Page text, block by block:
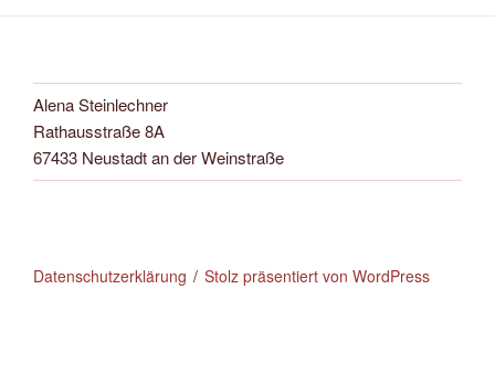
Alena Steinlechner
Rathausstraße 8A
67433 Neustadt an der Weinstraße
Datenschutzerklärung Stolz präsentiert von WordPress